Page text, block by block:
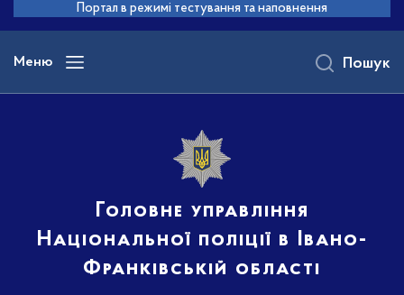
основного
вмісту
Портал в режимі тестування та наповнення
Меню
Головне управління
Національної поліції в Івано-
Франківській області
Пошук